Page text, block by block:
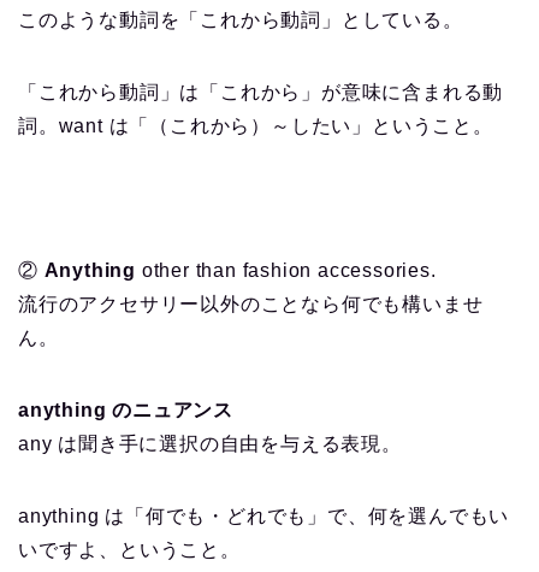
このような動詞を「これから動詞」としている。
「これから動詞」は「これから」が意味に含まれる動
詞。want は「（これから）～したい」ということ。
② Anything other than fashion accessories.
流行のアクセサリー以外のことなら何でも構いませ
ん。
anything のニュアンス
any は聞き手に選択の自由を与える表現。
anything は「何でも・どれでも」で、何を選んでもい
いですよ、ということ。